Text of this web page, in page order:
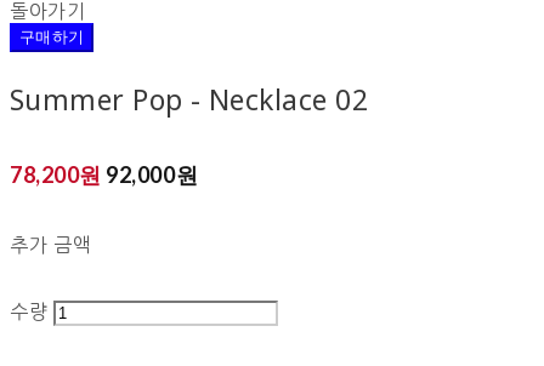
돌아가기
구매하기
Summer Pop - Necklace 02
78,200원 92,000원
추가 금액
수량